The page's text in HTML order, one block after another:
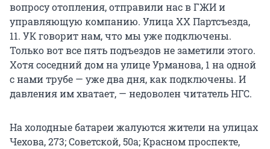
вопросу отопления, отправили нас в ГЖИ и
управляющую компанию. Улица XX Партсъезда,
11. УК говорит нам, что мы уже подключены.
Только вот все пять подъездов не заметили этого.
Хотя соседний дом на улице Урманова, 1 на одной
с нами трубе — уже два дня, как подключены. И
давления им хватает, — недоволен читатель НГС.
На холодные батареи жалуются жители на улицах
Чехова, 273; Советской, 50а; Красном проспекте,